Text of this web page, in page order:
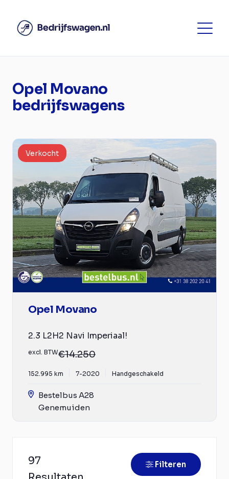
Opel Movano
bedrijfswagens
Verkocht
Opel Movano
2.3 L2H2 Navi Imperiaal!
excl. BTW€14.250
152.995 km 7-2020 Handgeschakeld
Bestelbus A28
Genemuiden
97
Filteren